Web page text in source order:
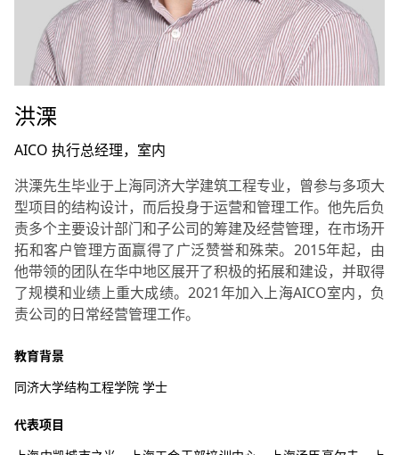
洪溧
AICO 执行总经理，室内
洪溧先生毕业于上海同济大学建筑工程专业，曾参与多项大
型项目的结构设计，而后投身于运营和管理工作。他先后负
责多个主要设计部门和子公司的筹建及经营管理，在市场开
拓和客户管理方面赢得了广泛赞誉和殊荣。2015年起，由
他带领的团队在华中地区展开了积极的拓展和建设，并取得
了规模和业绩上重大成绩。2021年加入上海AICO室内，负
责公司的日常经营管理工作。
教育背景
同济大学结构工程学院 学士
代表项目